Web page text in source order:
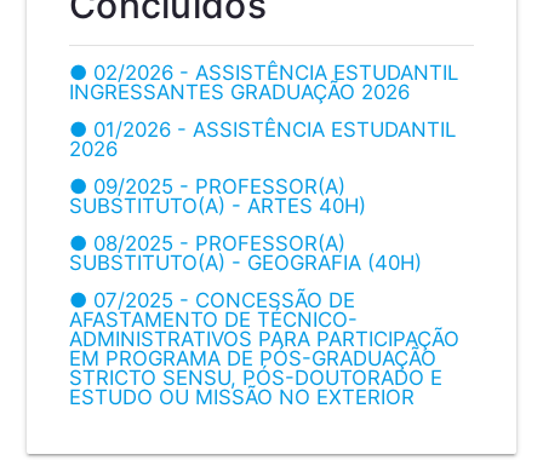
● 02/2026 - ASSISTÊNCIA ESTUDANTIL
INGRESSANTES GRADUAÇÃO 2026
● 01/2026 - ASSISTÊNCIA ESTUDANTIL
2026
● 09/2025 - PROFESSOR(A)
SUBSTITUTO(A) - ARTES 40H)
● 08/2025 - PROFESSOR(A)
SUBSTITUTO(A) - GEOGRAFIA (40H)
● 07/2025 - CONCESSÃO DE
AFASTAMENTO DE TÉCNICO-
ADMINISTRATIVOS PARA PARTICIPAÇÃO
EM PROGRAMA DE PÓS-GRADUAÇÃO
STRICTO SENSU, PÓS-DOUTORADO E
ESTUDO OU MISSÃO NO EXTERIOR